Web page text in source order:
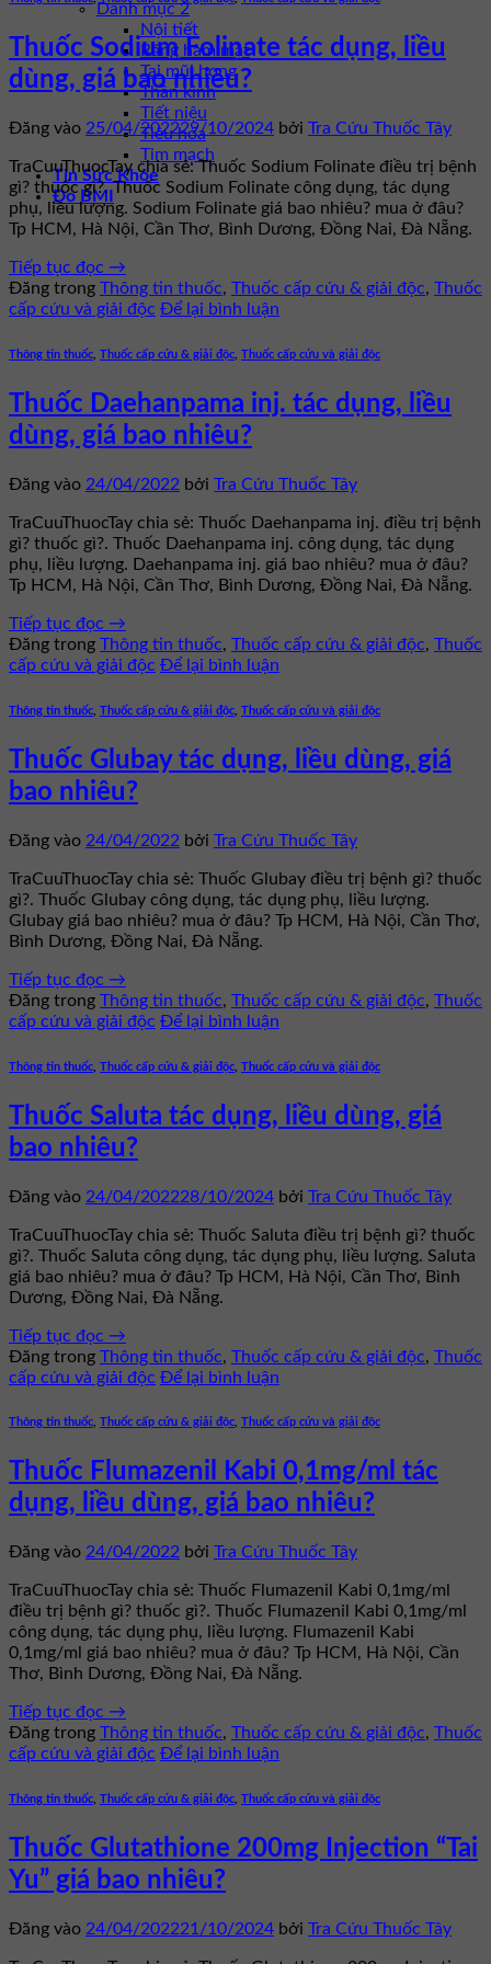
Danh mục 2
Nội tiết
Răng hàm mặt
Tai mũi họng
Thần kinh
Tiết niệu
Tiêu hóa
Tim mạch
Tin Sức Khỏe
Đo BMI
Thuốc Sodium Folinate tác dụng, liều
dùng, giá bao nhiêu?
Đăng vào 25/04/202229/10/2024 bởi Tra Cứu Thuốc Tây
TraCuuThuocTay chia sẻ: Thuốc Sodium Folinate điều trị bệnh
gì? thuốc gì?. Thuốc Sodium Folinate công dụng, tác dụng
phụ, liều lượng. Sodium Folinate giá bao nhiêu? mua ở đâu?
Tp HCM, Hà Nội, Cần Thơ, Bình Dương, Đồng Nai, Đà Nẵng.
Tiếp tục đọc →
Đăng trong Thông tin thuốc, Thuốc cấp cứu & giải độc, Thuốc
cấp cứu và giải độc Để lại bình luận
Thông tin thuốc Thuốc cấp cứu & giải độc Thuốc cấp cứu và giải độc
Thuốc Daehanpama inj. tác dụng, liều
dùng, giá bao nhiêu?
Đăng vào 24/04/2022 bởi Tra Cứu Thuốc Tây
TraCuuThuocTay chia sẻ: Thuốc Daehanpama inj. điều trị bệnh
gì? thuốc gì?. Thuốc Daehanpama inj. công dụng, tác dụng
phụ, liều lượng. Daehanpama inj. giá bao nhiêu? mua ở đâu?
Tp HCM, Hà Nội, Cần Thơ, Bình Dương, Đồng Nai, Đà Nẵng.
Tiếp tục đọc →
Đăng trong Thông tin thuốc, Thuốc cấp cứu & giải độc, Thuốc
cấp cứu và giải độc Để lại bình luận
Thông tin thuốc Thuốc cấp cứu & giải độc Thuốc cấp cứu và giải độc
Thuốc Glubay tác dụng, liều dùng, giá
bao nhiêu?
Đăng vào 24/04/2022 bởi Tra Cứu Thuốc Tây
TraCuuThuocTay chia sẻ: Thuốc Glubay điều trị bệnh gì? thuốc
gì?. Thuốc Glubay công dụng, tác dụng phụ, liều lượng.
Glubay giá bao nhiêu? mua ở đâu? Tp HCM, Hà Nội, Cần Thơ,
Bình Dương, Đồng Nai, Đà Nẵng.
Tiếp tục đọc →
Đăng trong Thông tin thuốc, Thuốc cấp cứu & giải độc, Thuốc
cấp cứu và giải độc Để lại bình luận
Thông tin thuốc Thuốc cấp cứu & giải độc Thuốc cấp cứu và giải độc
Thuốc Saluta tác dụng, liều dùng, giá
bao nhiêu?
Đăng vào 24/04/202228/10/2024 bởi Tra Cứu Thuốc Tây
TraCuuThuocTay chia sẻ: Thuốc Saluta điều trị bệnh gì? thuốc
gì?. Thuốc Saluta công dụng, tác dụng phụ, liều lượng. Saluta
giá bao nhiêu? mua ở đâu? Tp HCM, Hà Nội, Cần Thơ, Bình
Dương, Đồng Nai, Đà Nẵng.
Tiếp tục đọc →
Đăng trong Thông tin thuốc, Thuốc cấp cứu & giải độc, Thuốc
cấp cứu và giải độc Để lại bình luận
Thông tin thuốc, Thuốc cấp cứu & giải độc, Thuốc cấp cứu và giải độc
Thuốc Flumazenil Kabi 0,1mg/ml tác
dụng, liều dùng, giá bao nhiêu?
Đăng vào 24/04/2022 bởi Tra Cứu Thuốc Tây
TraCuuThuocTay chia sẻ: Thuốc Flumazenil Kabi 0,1mg/ml
điều trị bệnh gì? thuốc gì?. Thuốc Flumazenil Kabi 0,1mg/ml
công dụng, tác dụng phụ, liều lượng. Flumazenil Kabi
0,1mg/ml giá bao nhiêu? mua ở đâu? Tp HCM, Hà Nội, Cần
Thơ, Bình Dương, Đồng Nai, Đà Nẵng.
Tiếp tục đọc →
Đăng trong Thông tin thuốc, Thuốc cấp cứu & giải độc, Thuốc
cấp cứu và giải độc Để lại bình luận
Thông tin thuốc, Thuốc cấp cứu & giải độc, Thuốc cấp cứu và giải độc
Thuốc Glutathione 200mg Injection “Tai
Yu” giá bao nhiêu?
Đăng vào 24/04/202221/10/2024 bởi Tra Cứu Thuốc Tây